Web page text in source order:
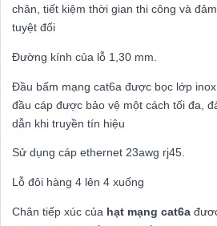
chân, tiết kiệm thời gian thi công và
tuyệt đối
Đường kính của lỗ 1,30 mm.
Đầu bấm mạng cat6a được bọc lớp
đầu cáp được bảo vệ một cách tối đa,
dẫn khi truyền tín hiệu
Sử dụng cáp ethernet 23awg rj45.
Lỗ đôi hàng 4 lên 4 xuống
Chân tiếp xúc của hạt mạng cat6a